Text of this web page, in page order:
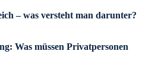
– was versteht man darunter?
Was müssen Privatpersonen